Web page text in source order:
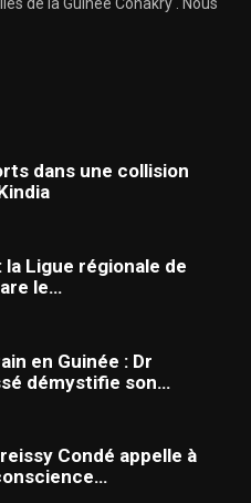
de la Guinée Conakry . Nous
dans une collision
Ligue régionale de
le…
en Guinée : Dr
démystifie son…
Condé appelle à